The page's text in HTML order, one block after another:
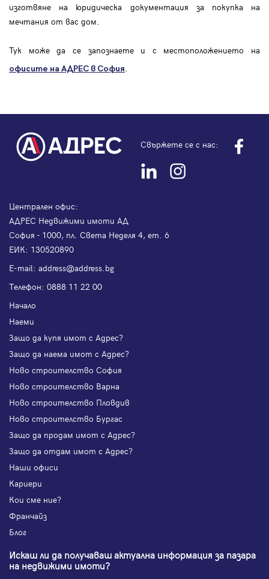
изготвяне на юридическа документация за покупка на
мечтания от вас дом.
Тук може да се запознаете и с местоположението на
офисите на АДРЕС в София.
Свържете се с нас:
Централен офис:
АДРЕС Недвижими имоти АД
София - 1000, пл. Света Неделя 4, ет. 6
ЕИК: 130520890
Е-mail: address@address.bg
Телефон: 0888 11 22 00
Начало
Наеми
Защо да купя имот с Адрес?
Защо да наема имот с Адрес?
Ново строителство София
Ново строителство Варна
Ново строителство Пловдив
Ново строителство Бургас
Защо да продам имот с Адрес?
Защо да отдам имот с Адрес?
Наши офиси
Кариери
Кои сме ние?
Франчайз
Блог
Искаш ли да получаваш актуална информация за пазара
на недвижими имоти?